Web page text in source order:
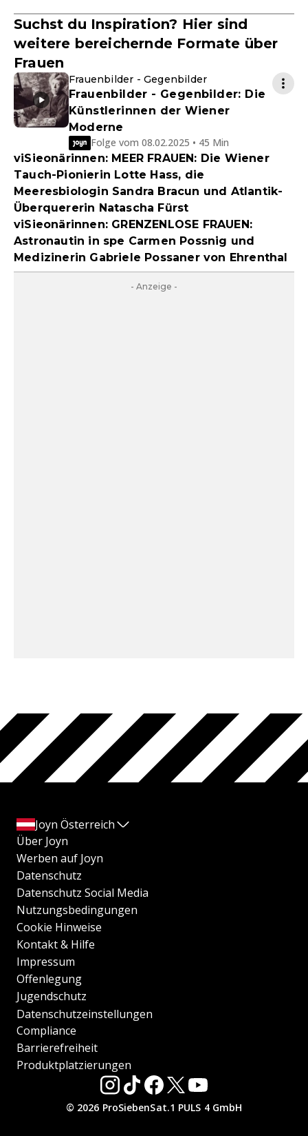
Suchst du Inspiration? Hier sind
weitere bereichernde Formate über
Frauen
Frauenbilder - Gegenbilder
Frauenbilder - Gegenbilder: Die
Künstlerinnen der Wiener
Moderne
Folge vom 08.02.2025 • 45 Min
viSieonärinnen: MEER FRAUEN: Die Wiener
Tauch-Pionierin Lotte Hass, die
Meeresbiologin Sandra Bracun und Atlantik-
Überquererin Natascha Fürst
viSieonärinnen: GRENZENLOSE FRAUEN:
Astronautin in spe Carmen Possnig und
Medizinerin Gabriele Possaner von Ehrenthal
- Anzeige -
Joyn Österreich
Über Joyn
Werben auf Joyn
Datenschutz
Datenschutz Social Media
Nutzungsbedingungen
Cookie Hinweise
Kontakt & Hilfe
Impressum
Offenlegung
Jugendschutz
Datenschutzeinstellungen
Compliance
Barrierefreiheit
Produktplatzierungen
© 2026 ProSiebenSat.1 PULS 4 GmbH